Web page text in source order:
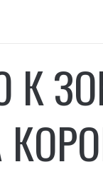
К